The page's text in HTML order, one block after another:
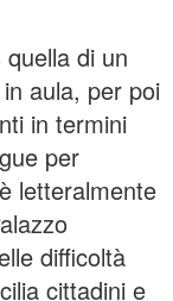
di un
aula, per poi
in termini
per
letteralmente
difficoltà
cittadini e